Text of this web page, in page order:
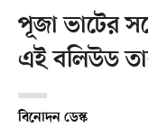
পূজা ভাটের
এই বলিউড
বিনোদন ডেস্ক